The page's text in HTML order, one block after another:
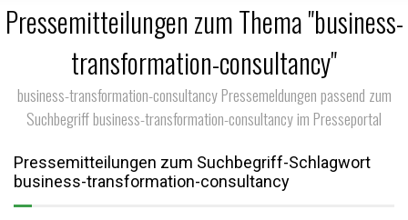
Pressemitteilungen zum Thema "business-
transformation-consultancy"
business-transformation-consultancy Pressemeldungen passend zum
Suchbegriff business-transformation-consultancy im Presseportal
Pressemitteilungen zum Suchbegriff-Schlagwort
business-transformation-consultancy